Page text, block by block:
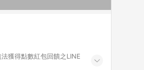
獲得點數紅包回饋之LINE